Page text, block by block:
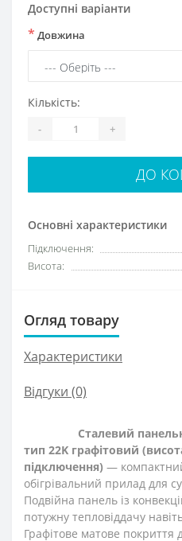
Основні характеристики
Підключення:
Висота:
Доступні варіанти
* Довжина
Кількість:
- +
ДО
Огляд товару
Характеристики
Відгуки (0)
Сталевий панельний
тип 22K графітовий
підключення) —
обігрівальний прилад для
Подвійна панель із
потужну тепловіддачу
Графітове матове покриття